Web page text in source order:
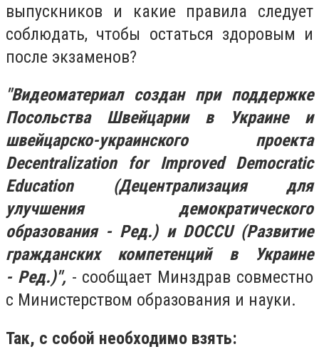
выпускников и какие правила следует
соблюдать, чтобы остаться здоровым и
после экзаменов?
"Видеоматериал создан при поддержке
Посольства Швейцарии в Украине и
швейцарско-украинского проекта
Decentralization for Improved Democratic
Education (Децентрализация для
улучшения демократического
образования - Ред.) и DOCCU (Развитие
гражданских компетенций в Украине
- Ред.)", - сообщает Минздрав совместно
с Министерством образования и науки.
Так, с собой необходимо взять: